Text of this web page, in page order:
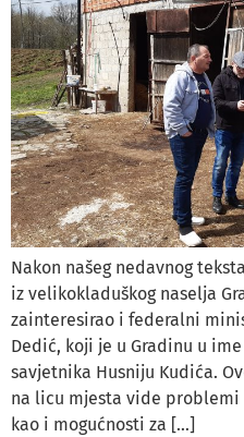
Nakon našeg nedavnog
iz velikokladuškog naselja
zainteresirao i federalni
Dedić, koji je u Gradinu u
savjetnika Husniju Kudića.
na licu mjesta vide problemi
kao i mogućnosti za […]